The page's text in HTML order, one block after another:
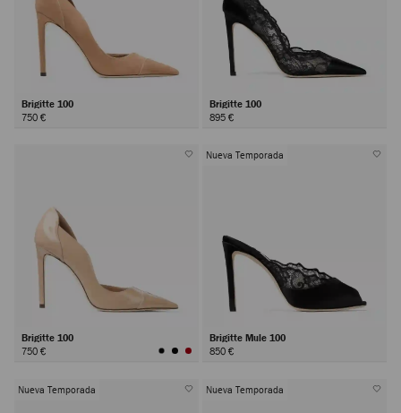
Brigitte 100
750 €
Brigitte 100
895 €
Brigitte 100
750 €
Nueva Temporada
Brigitte Mule 100
850 €
Nueva Temporada Nueva Temporada